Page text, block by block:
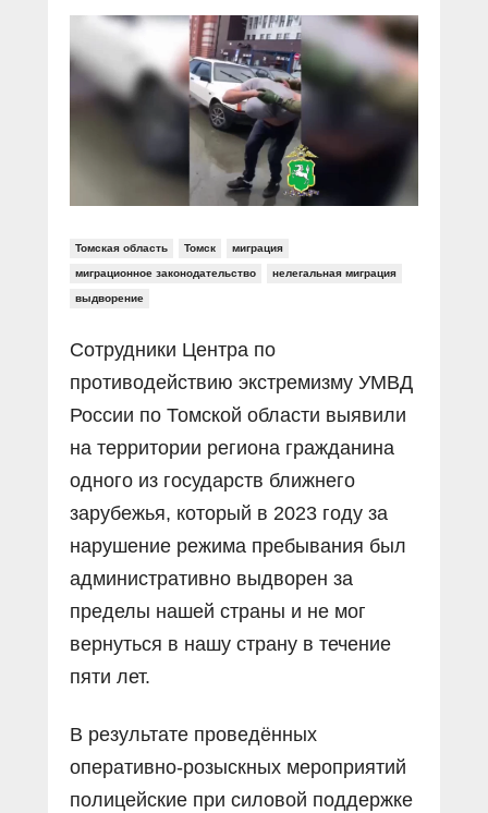
Документальные фильмы
Специальный репортаж
КиберПОСТОВОЙ
Газета «Щит и меч»
Журнал «Полиция России»
О ПОРТАЛЕ
Контакты
Томская область Томск миграция
миграционное законодательство нелегальная миграция
выдворение
Сотрудники Центра по
противодействию экстремизму УМВД
России по Томской области выявили
на территории региона гражданина
одного из государств ближнего
зарубежья, который в 2023 году за
нарушение режима пребывания был
административно выдворен за
пределы нашей страны и не мог
вернуться в нашу страну в течение
пяти лет.
В результате проведённых
оперативно-розыскных мероприятий
полицейские при силовой поддержке